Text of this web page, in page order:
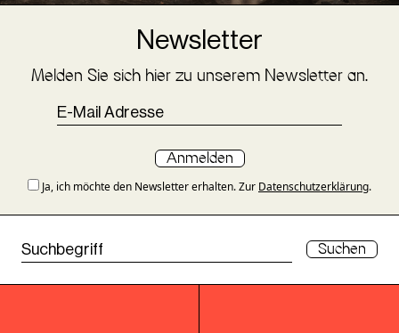
Newsletter
Melden Sie sich hier zu unserem Newsletter an.
Anmelden
Ja, ich möchte den Newsletter erhalten. Zur Datenschutzerklärung.
Suchen